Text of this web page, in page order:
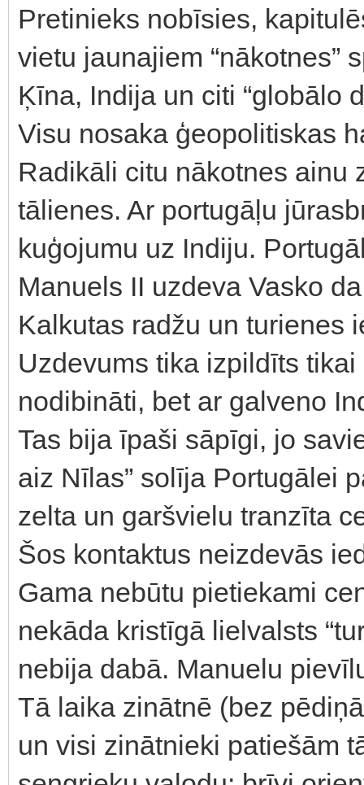
Pretinieks nobīsies,
vietu jaunajiem “nākotnes”
Ķīna, Indija un citi “globālo
Visu nosaka ģeopolitiskas
Radikāli citu nākotnes ainu
tālienes. Ar portugāļu
kuģojumu uz Indiju.
Manuels II uzdeva Vasko
Kalkutas radžu un turienes
Uzdevums tika izpildīts
nodibināti, bet ar galveno
Tas bija īpaši sāpīgi, jo
aiz Nīlas” solīja Portugālei
zelta un garšvielu tranzīta
Šos kontaktus neizdevās
Gama nebūtu pietiekami
nekāda kristīgā lielvalsts
nebija dabā. Manuelu
Tā laika zinātnē (bez
un visi zinātnieki patiešām